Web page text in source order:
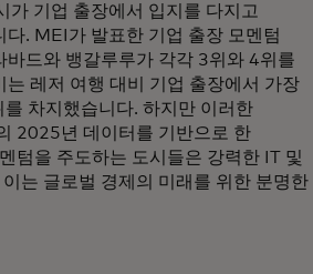
가 기업 출장에서 입지를 다지고
다. MEI가 발표한 기업 출장 모멘텀
바드와 뱅갈루루가 각각 3위와 4위를
는 레저 여행 대비 기업 출장에서 가장
차지했습니다. 하지만 이러한
2025년 데이터를 기반으로 한
텀을 주도하는 도시들은 강력한 IT 및
는 글로벌 경제의 미래를 위한 분명한